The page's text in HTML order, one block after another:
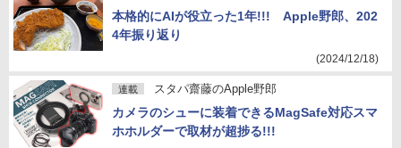
本格的にAIが役立った1年!!! Apple野郎、202
4年振り返り
(2024/12/18)
連載 スタパ齋藤のApple野郎
カメラのシューに装着できるMagSafe対応スマ
ホホルダーで取材が超捗る!!!